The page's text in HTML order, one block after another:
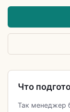
Что
Так менеджер